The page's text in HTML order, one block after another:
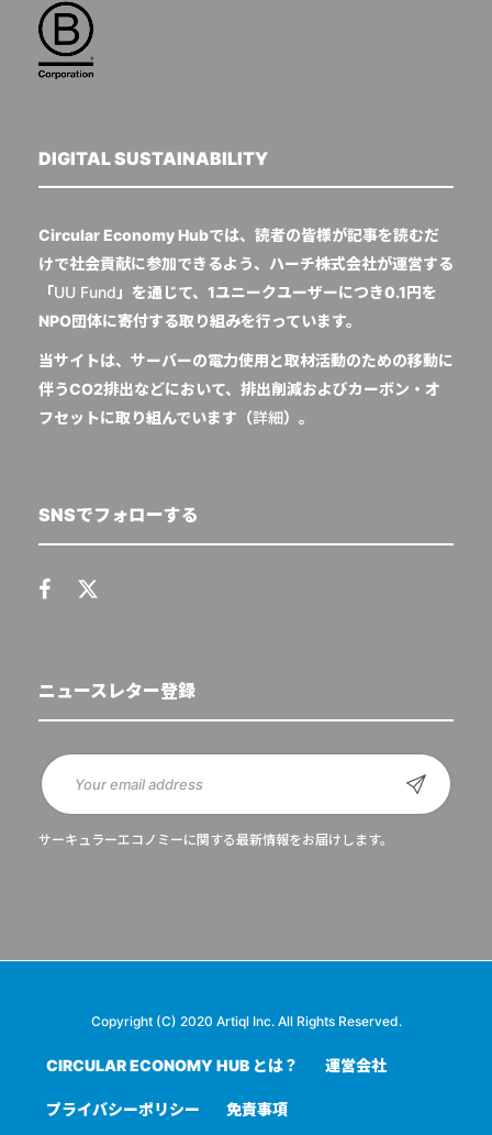
DIGITAL SUSTAINABILITY
Circular Economy Hubでは、読者の皆様が記事を読むだ
けで社会貢献に参加できるよう、ハーチ株式会社が運営する
「UU Fund 」を通じて、1ユニークユーザーにつき0.1円を
NPO団体に寄付する取り組みを行っています。
当サイトは、サーバーの電力使用と取材活動のための移動に
伴うCO2排出などにおいて、排出削減およびカーボン・オ
フセットに取り組んでいます（詳細）。
SNSでフォローする
ニュースレター登録
サーキュラーエコノミーに関する最新情報をお届けします。
Copyright (C) 2020 Artiql Inc. All Rights Reserved.
CIRCULAR ECONOMY HUB とは？ 運営会社
プライバシーポリシー 免責事項